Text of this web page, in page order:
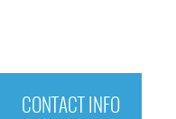
CONTACT INFO